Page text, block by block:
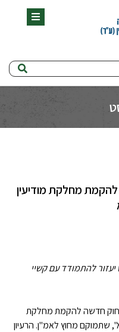
תפריט
מחלקת מודיעין
להתמודד עם קשיי
חוק חדשה להקמת מחלקת
שתמוקם מחוץ לאמ"ן. הרעיון